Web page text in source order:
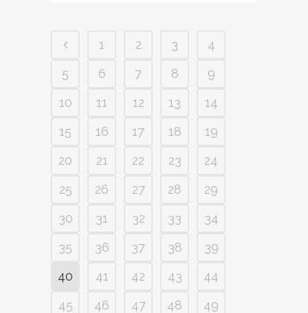
1 2 3
4
5
6 7 8
9
10
11 12 13
14
15
16 17 18
19
20
21 22 23
24
25
26 27 28
29
30
31 32 33
34
35
36 37 38
39
40
41 42 43
44
45
46 47 48
49